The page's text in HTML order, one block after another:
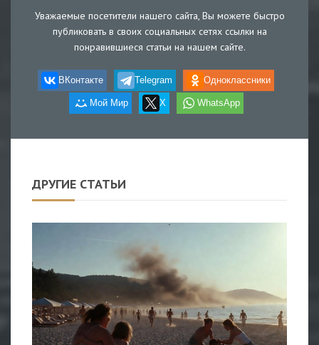
Уважаемые посетители нашего сайта, Вы можете быстро
публиковать в своих социальных сетях ссылки на
понравившиеся статьи на нашем сайте.
ВКонтакте Telegram Одноклассники
Мой Мир X WhatsApp
ДРУГИЕ СТАТЬИ